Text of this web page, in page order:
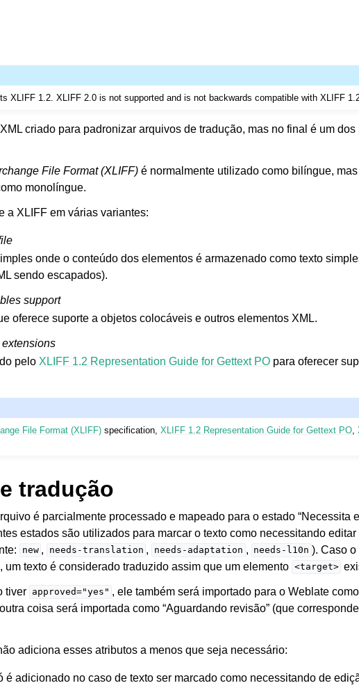
suportados
XLIFF 1.2. XLIFF 2.0 is not supported and is not backwards compatible with XLIFF
criado para padronizar arquivos de tradução, mas no final é um dos
File Format (XLIFF) é normalmente utilizado como bilíngue,
monolíngue.
a XLIFF em várias variantes:
onde o conteúdo dos elementos é armazenado como texto
sendo escapados).
support
oferece suporte a objetos colocáveis e outros elementos XML.
pelo XLIFF 1.2 Representation Guide for Gettext PO para oferecer
File Format (XLIFF) specification,XLIFF 1.2 Representation Guide for Gettext PO ,
tradução
é parcialmente processado e mapeado para o estado “Necessita
estados são utilizados para marcar o texto como necessitando editar
new , needs-translation , needs-adaptation , needs-l10n ). Caso o
um texto é considerado traduzido assim que um elemento <target>
tiver approved="yes" , ele também será importado para o Weblate como
coisa será importada como “Aguardando revisão” (que
adiciona esses atributos a menos que seja necessário:
é adicionado no caso de texto ser marcado como necessitando de